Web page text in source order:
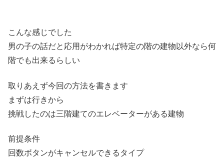
こんな感じでした
男の子の話だと応用がわかれば特定の階の建物以外なら何
階でも出来るらしい
取りあえず今回の方法を書きます
まずは行きから
挑戦したのは三階建てのエレベーターがある建物
前提条件
回数ボタンがキャンセルできるタイプ